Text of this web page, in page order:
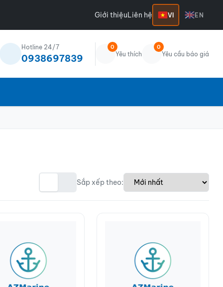
Giới thiệuLiên hệ VI EN
Hotline 24/7
0938697839
0
Yêu thích
0
Yêu cầu báo giá
Sắp xếp theo: